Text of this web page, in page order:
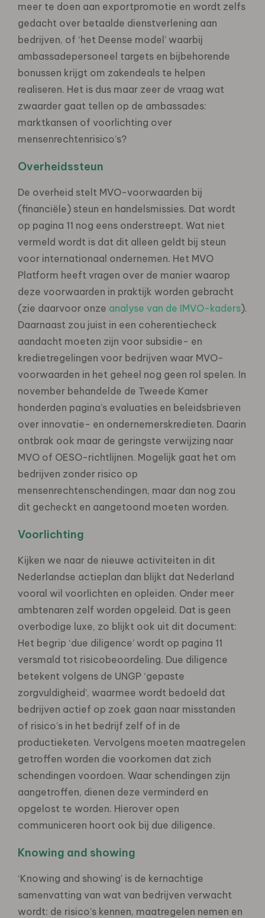
meer te doen aan exportpromotie en wordt zelfs
gedacht over betaalde dienstverlening aan
bedrijven, of ‘het Deense model’ waarbij
ambassadepersoneel targets en bijbehorende
bonussen krijgt om zakendeals te helpen
realiseren. Het is dus maar zeer de vraag wat
zwaarder gaat tellen op de ambassades:
marktkansen of voorlichting over
mensenrechtenrisico’s?
Overheidssteun
De overheid stelt MVO-voorwaarden bij
(financiële) steun en handelsmissies. Dat wordt
op pagina 11 nog eens onderstreept. Wat niet
vermeld wordt is dat dit alleen geldt bij steun
voor internationaal ondernemen. Het MVO
Platform heeft vragen over de manier waarop
deze voorwaarden in praktijk worden gebracht
(zie daarvoor onze analyse van de IMVO-kaders).
Daarnaast zou juist in een coherentiecheck
aandacht moeten zijn voor subsidie- en
kredietregelingen voor bedrijven waar MVO-
voorwaarden in het geheel nog geen rol spelen. In
november behandelde de Tweede Kamer
honderden pagina’s evaluaties en beleidsbrieven
over innovatie- en ondernemerskredieten. Daarin
ontbrak ook maar de geringste verwijzing naar
MVO of OESO-richtlijnen. Mogelijk gaat het om
bedrijven zonder risico op
mensenrechtenschendingen, maar dan nog zou
dit gecheckt en aangetoond moeten worden.
Voorlichting
Kijken we naar de nieuwe activiteiten in dit
Nederlandse actieplan dan blijkt dat Nederland
vooral wil voorlichten en opleiden. Onder meer
ambtenaren zelf worden opgeleid. Dat is geen
overbodige luxe, zo blijkt ook uit dit document:
Het begrip ‘due diligence’ wordt op pagina 11
versmald tot risicobeoordeling. Due diligence
betekent volgens de UNGP ‘gepaste
zorgvuldigheid’, waarmee wordt bedoeld dat
bedrijven actief op zoek gaan naar misstanden
of risico’s in het bedrijf zelf of in de
productieketen. Vervolgens moeten maatregelen
getroffen worden die voorkomen dat zich
schendingen voordoen. Waar schendingen zijn
aangetroffen, dienen deze verminderd en
opgelost te worden. Hierover open
communiceren hoort ook bij due diligence.
Knowing and showing
‘Knowing and showing’ is de kernachtige
samenvatting van wat van bedrijven verwacht
wordt: de risico’s kennen, maatregelen nemen en